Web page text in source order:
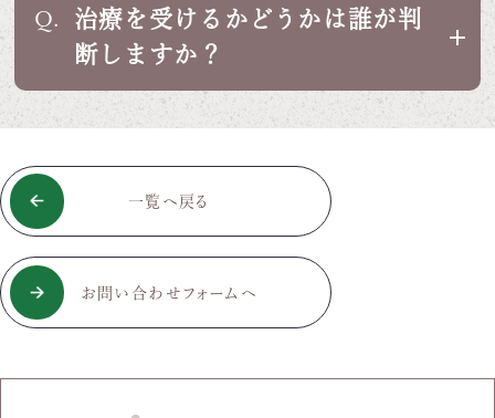
Q.
治療を受けるかどうかは誰が判
断しますか？
一覧へ戻る
お問い合わせフォームへ